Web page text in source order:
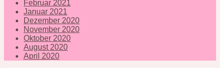
Februar 2021
Januar 2021
Dezember 2020
November 2020
Oktober 2020
August 2020
April 2020